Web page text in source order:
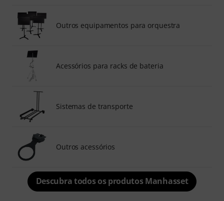
Outros equipamentos para orquestra
Acessórios para racks de bateria
Sistemas de transporte
Outros acessórios
Descubra todos os produtos Manhasset